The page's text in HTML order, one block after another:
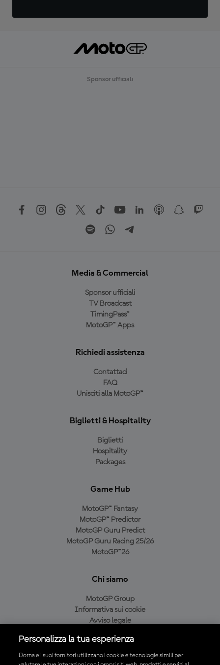
Sponsor ufficiali
Media & Commercial
Sponsor ufficiali
TV Broadcast
TimingPass™
MotoGP™ Apps
Richiedi assistenza
Contattaci
FAQ
Unisciti alla MotoGP™
Biglietti & Hospitality
Biglietti
Hospitality
Packages
Game Hub
MotoGP™ Fantasy
MotoGP™ Predictor
MotoGP Guru Predict
MotoGP Guru Racing 25/26
MotoGP™26
Chi siamo
MotoGP Group
Informativa sui cookie
Avviso legale
Condizioni di acquisto
Personalizza la tua esperienza
Dorna e i suoi fornitori utilizzano i cookie e tecnologie simili per